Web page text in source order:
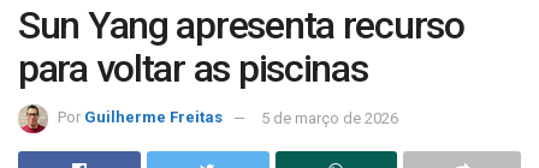
Sun Yang apresenta recurso
para voltar as piscinas
Por Guilherme Freitas 5 de março de 2026